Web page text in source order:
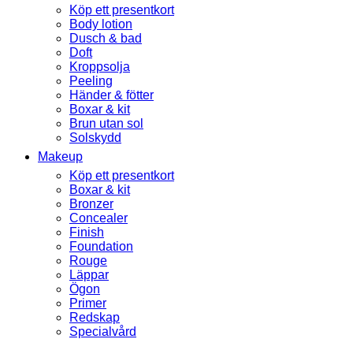
Köp ett presentkort
Body lotion
Dusch & bad
Doft
Kroppsolja
Peeling
Händer & fötter
Boxar & kit
Brun utan sol
Solskydd
Makeup
Köp ett presentkort
Boxar & kit
Bronzer
Concealer
Finish
Foundation
Rouge
Läppar
Ögon
Primer
Redskap
Specialvård